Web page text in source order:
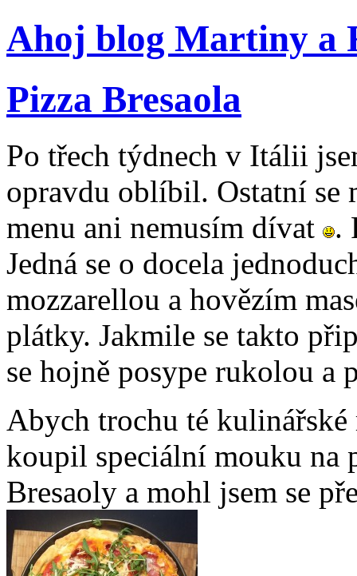
Ahoj blog Martiny a
Pizza Bresaola
Po třech týdnech v Itálii
opravdu oblíbil. Ostatní se
menu ani nemusím dívat
.
Jedná se o docela
mozzarellou a hovězím
plátky. Jakmile se takto
se hojně posype rukolou a
Abych trochu té kulinářské
koupil speciální mouku na
Bresaoly a mohl jsem se